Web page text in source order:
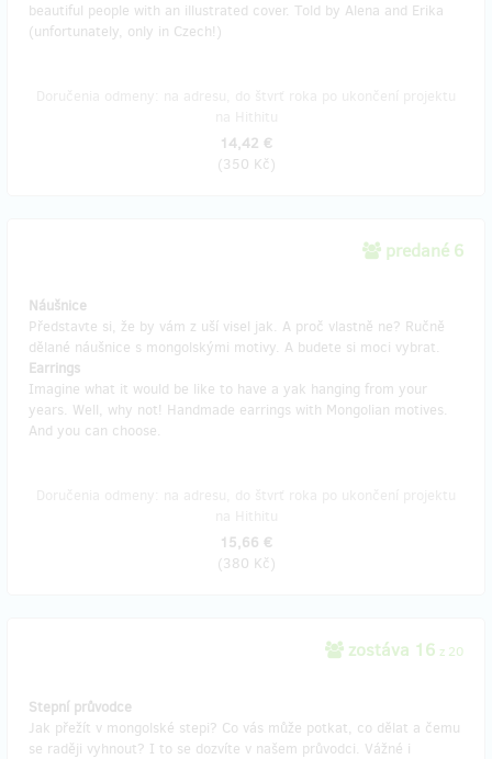
beautiful people with an illustrated cover. Told by Alena and Erika
(unfortunately, only in Czech!)
14,42 €
(350 Kč)
predané 6
Náušnice
Představte si, že by vám z uší visel jak. A proč vlastně ne? Ručně
dělané náušnice s mongolskými motivy. A budete si moci vybrat.
Earrings
Imagine what it would be like to have a yak hanging from your
years. Well, why not! Handmade earrings with Mongolian motives.
And you can choose.
15,66 €
(380 Kč)
zostáva 16 z 20
Stepní průvodce
Jak přežít v mongolské stepi? Co vás může potkat, co dělat a čemu
se raději vyhnout? I to se dozvíte v našem průvodci. Vážné i